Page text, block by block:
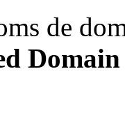
de
Domain